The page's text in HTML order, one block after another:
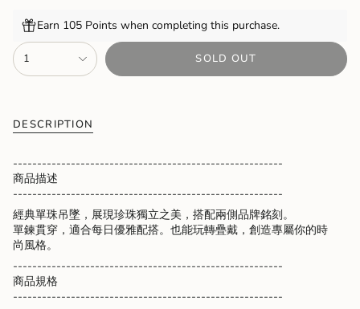
Earn 105 Points when completing this purchase.
{"in_cart_html"=>"
<span
class=\"quantity-
quantity
in
cart",
quantity
for
{{
product
}}",
"multiples_of"=>"Increments
1 SOLD OUT
DESCRIPTION
--------------------------------------------------------
商品描述
--------------------------------------------------------
經典單珠吊墜，展現珍珠獨立之美，搭配兩側品牌銘刻。
單鍊貫穿，適合每日優雅配搭。也能玩轉疊戴，創造專屬你的時
尚風格。
--------------------------------------------------------
商品規格
--------------------------------------------------------